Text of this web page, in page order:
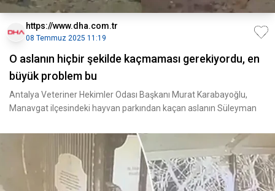
https://www.dha.com.tr
08 Temmuz 2025 11:19
O aslanın hiçbir şekilde kaçmaması gerekiyordu, en
büyük problem bu
Antalya Veteriner Hekimler Odası Başkanı Murat Karabayoğlu,
Manavgat ilçesindeki hayvan parkından kaçan aslanın Süleyman